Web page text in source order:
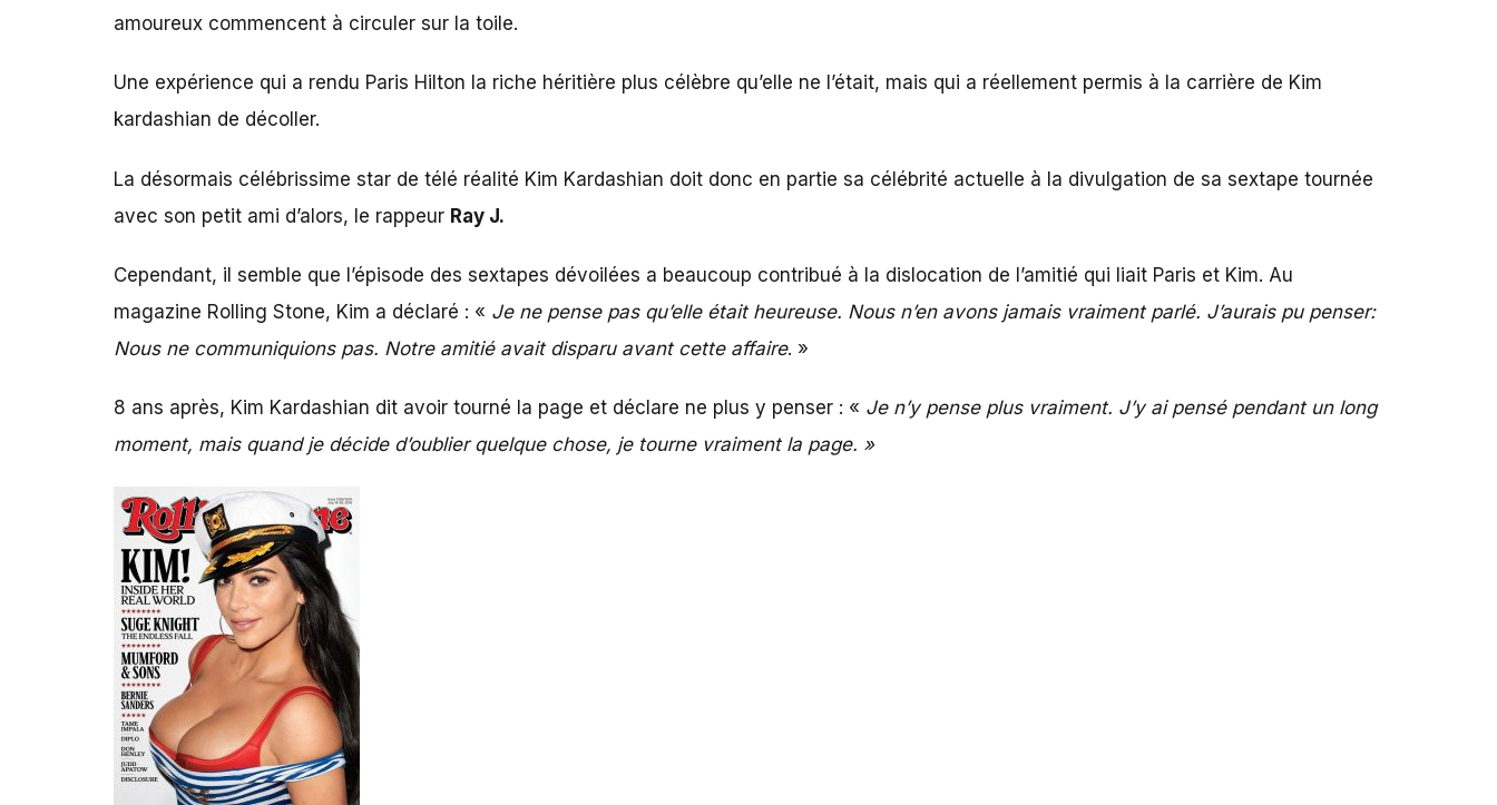
amoureux commencent à circuler sur la toile.
Une expérience qui a rendu Paris Hilton la riche héritière plus célèbre qu’elle ne l’était, mais qui a réellement permis à la carrière de Kim
kardashian de décoller.
La désormais célébrissime star de télé réalité Kim Kardashian doit donc en partie sa célébrité actuelle à la divulgation de sa sextape tournée
avec son petit ami d’alors, le rappeur Ray J.
Cependant, il semble que l’épisode des sextapes dévoilées a beaucoup contribué à la dislocation de l’amitié qui liait Paris et Kim. Au
magazine Rolling Stone, Kim a déclaré : « Je ne pense pas qu’elle était heureuse. Nous n’en avons jamais vraiment parlé. J’aurais pu penser:
Nous ne communiquions pas. Notre amitié avait disparu avant cette affaire. »
8 ans après, Kim Kardashian dit avoir tourné la page et déclare ne plus y penser : « Je n’y pense plus vraiment. J’y ai pensé pendant un long
moment, mais quand je décide d’oublier quelque chose, je tourne vraiment la page. »